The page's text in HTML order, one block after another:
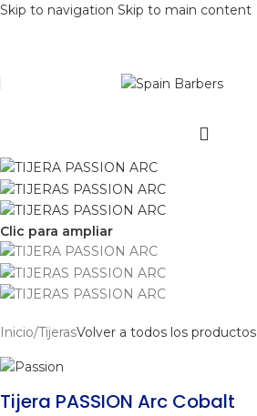
Skip to navigation Skip to main content
Clic para ampliar
Inicio/TijerasVolver a todos los productos
Tijera PASSION Arc Cobalt